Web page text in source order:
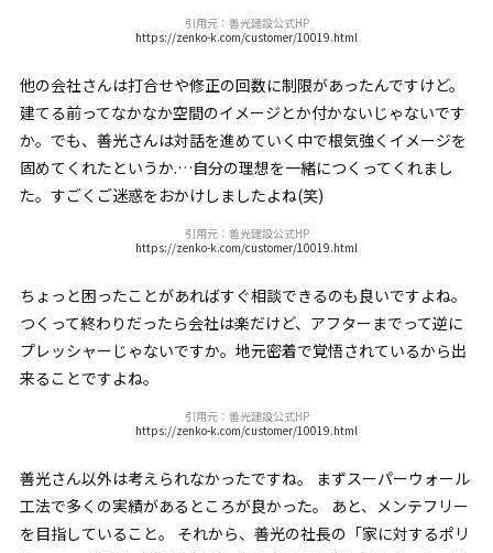
引用元：善光建設公式HP
https://zenko-k.com/customer/10019.html
他の会社さんは打合せや修正の回数に制限があったんですけど。
建てる前ってなかなか空間のイメージとか付かないじゃないです
か。でも、善光さんは対話を進めていく中で根気強くイメージを
固めてくれたというか.…自分の理想を一緒につくってくれまし
た。すごくご迷惑をおかけしましたよね(笑)
引用元：善光建設公式HP
https://zenko-k.com/customer/10019.html
ちょっと困ったことがあればすぐ相談できるのも良いですよね。
つくって終わりだったら会社は楽だけど、アフターまでって逆に
プレッシャーじゃないですか。地元密着で覚悟されているから出
来ることですよね。
引用元：善光建設公式HP
https://zenko-k.com/customer/10019.html
善光さん以外は考えられなかったですね。 まずスーパーウォール
工法で多くの実績があるところが良かった。 あと、メンテフリー
を目指していること。 それから、善光の社長の「家に対するポリ